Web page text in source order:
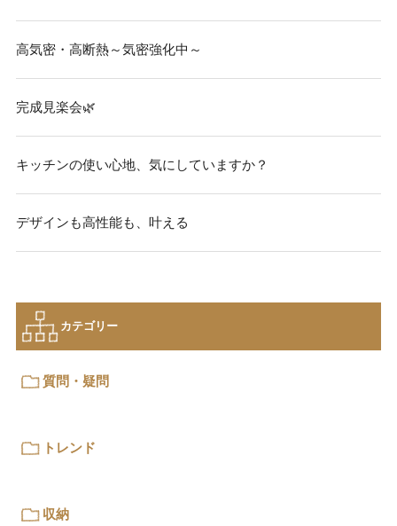
高気密・高断熱～気密強化中～
完成見楽会🌿
キッチンの使い心地、気にしていますか？
デザインも高性能も、叶える
カテゴリー
質問・疑問
トレンド
収納